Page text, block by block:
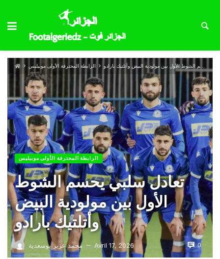
الرابطة المحترفة الأولى موبيليس تعادل سلبي يحسم الشوط الأول بين مولودية البيض وأتلتيك بارادو
الرابطة المحترفة الأولى موبيليس
تعادل سلبي يحسم الشوط
الأول بين مولودية البيض
وأتلتيك بارادو
محمد عزيز بوسعدية — Avril 17, 2026 0